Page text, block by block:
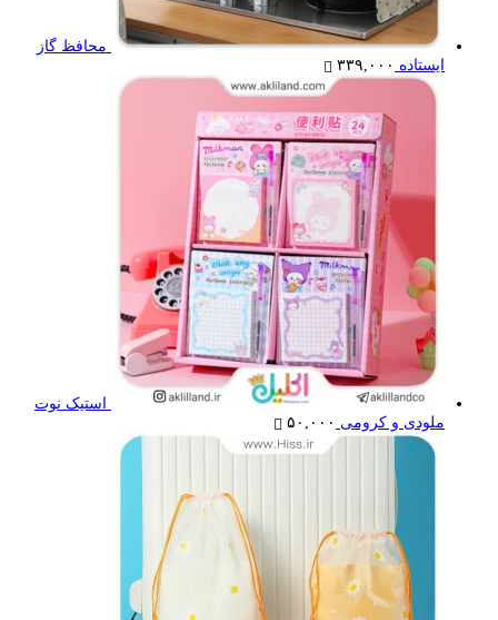
محافظ گاز
ایستاده ۳۳۹,۰۰۰
استیک نوت
ملودی و کرومی ۵۰,۰۰۰